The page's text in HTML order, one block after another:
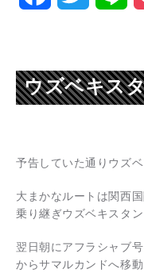
ウズベキス
予告していた通りウズ
大まかなルートは関西
乗り継ぎウズベキスタ
翌日朝にアフラシャブ
からサマルカンドへ移動